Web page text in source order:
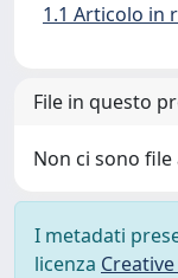
1.1 Articolo in
File in questo
Non ci sono
I metadati
licenza